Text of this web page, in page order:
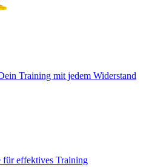
Training mit jedem Widerstand
für effektives Training